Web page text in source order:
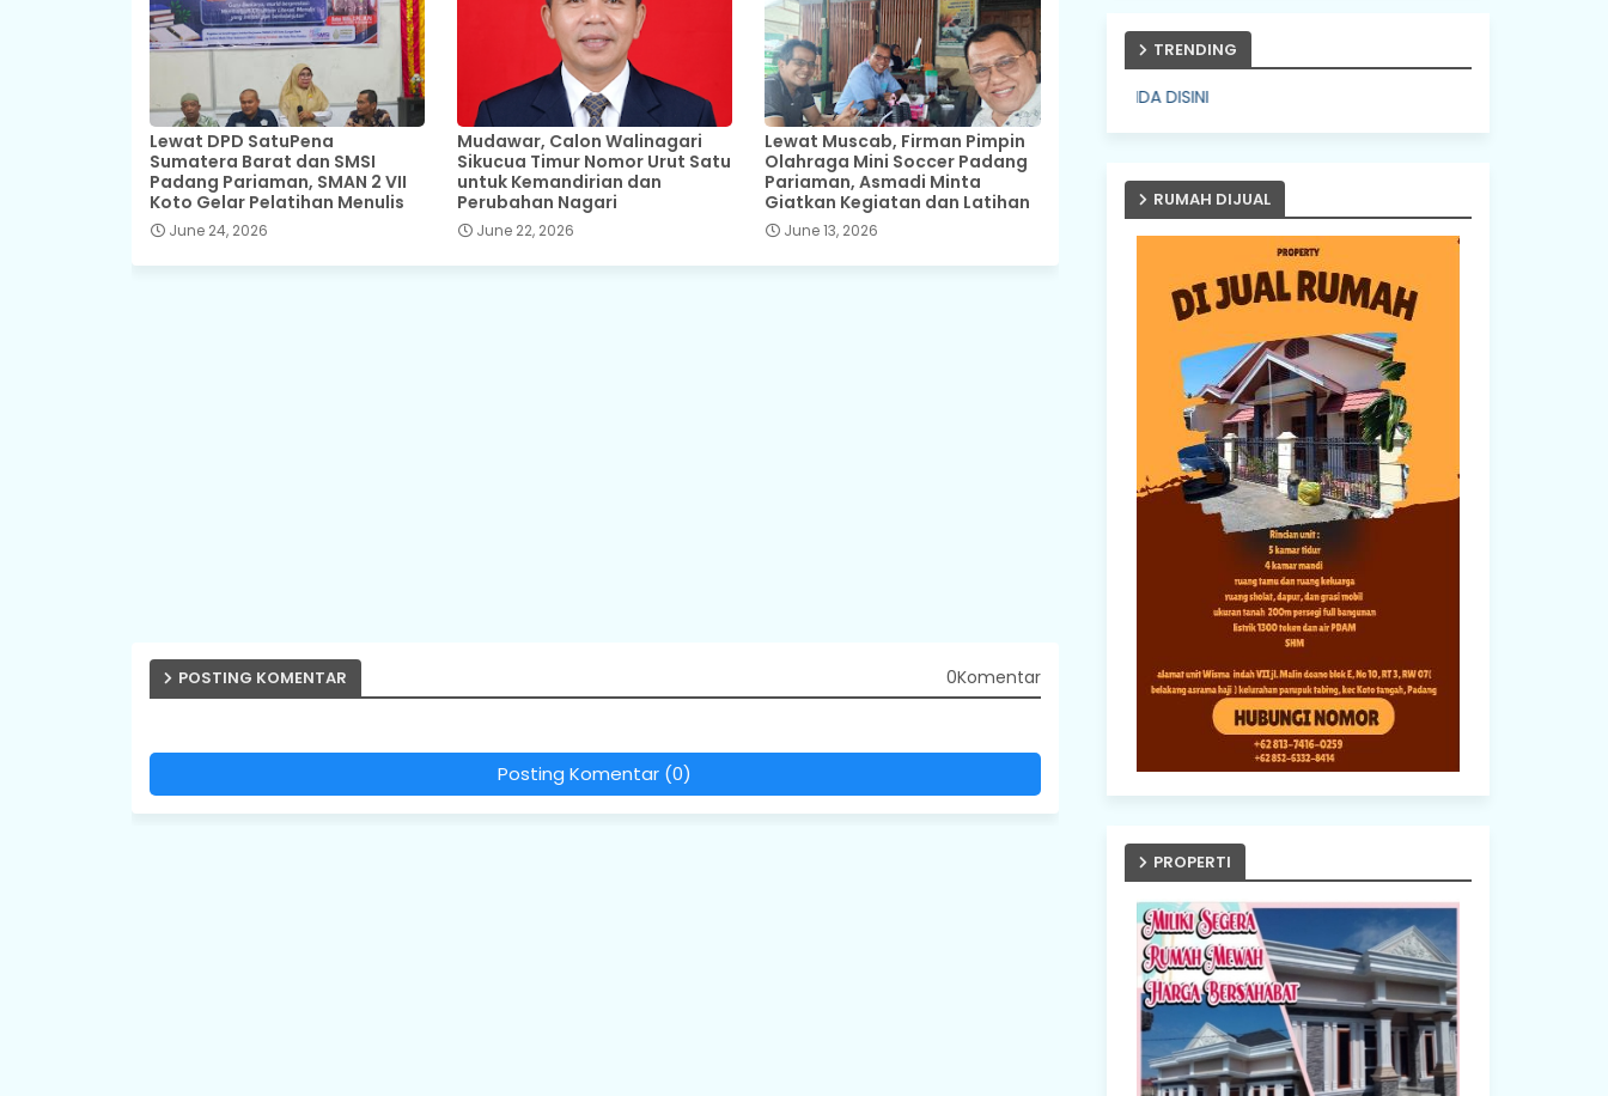
Lewat DPD SatuPena
Sumatera Barat dan SMSI
Padang Pariaman, SMAN 2 VII
Koto Gelar Pelatihan Menulis
June 24, 2026
Mudawar, Calon Walinagari
Sikucua Timur Nomor Urut Satu
untuk Kemandirian dan
Perubahan Nagari
June 22, 2026
Lewat Muscab, Firman Pimpin
Olahraga Mini Soccer Padang
Pariaman, Asmadi Minta
Giatkan Kegiatan dan Latihan
June 13, 2026
POSTING KOMENTAR 0Komentar
Posting Komentar (0)
TRENDING
RUMAH DIJUAL
PROPERTI